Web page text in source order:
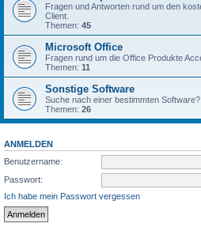
Fragen und Antworten rund um den
Client.
Themen: 45
Microsoft Office
Fragen rund um die Office Produkte
Themen: 11
Sonstige Software
Suche nach einer bestimmten Software?
Themen: 26
ANMELDEN
Benutzername:
Passwort:
Ich habe mein Passwort vergessen